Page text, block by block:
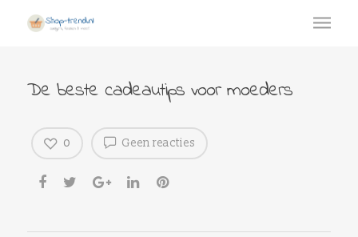
De beste cadeautips voor moeders
Geen reacties
0